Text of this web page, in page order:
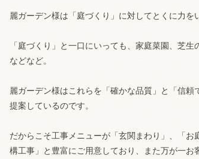
麗ガーデン様は「庭づくり」に対してとくに力を
「庭づくり」と一口にいっても、家庭菜園、芝
などなど。
麗ガーデン様はこれらを「確かな品質」と「信
提案しているのです。
だからこそ工事メニューが「玄関まわり」、「
構工事」と豊富にご用意しており、また万が一